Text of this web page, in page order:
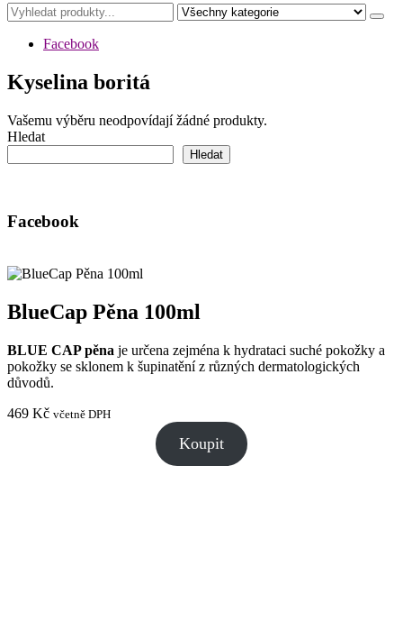
Facebook
Kyselina boritá
Vašemu výběru neodpovídají žádné produkty.
Hledat
Hledat
Facebook
BlueCap Pěna 100ml
BLUE CAP pěna je určena zejména k hydrataci suché pokožky a
pokožky se sklonem k šupinatění z různých dermatologických
důvodů.
469 Kč včetně DPH
Koupit